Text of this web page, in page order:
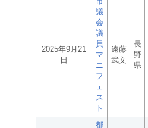
2025年9月21
日
議
会
議
員
マ
ニ
フ
ェ
ス
ト
遠藤
武文
長
野
県
都